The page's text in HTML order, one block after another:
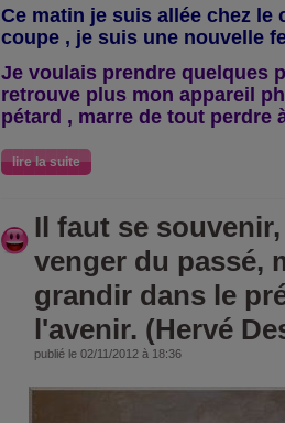
Ce matin je suis allée chez le
coupe , je suis une nouvelle
Je voulais prendre quelques
retrouve plus mon appareil
pétard , marre de tout perdre
lire la suite
Il faut se
venger du passé,
grandir dans le
l'avenir. (Hervé
publié le 02/11/2012 à 18:36